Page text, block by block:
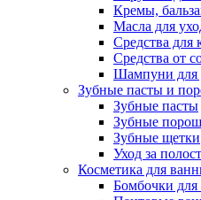
Кремы,
Масла для
Средства для
Средства от
Шампуни для
Зубные пасты и
Зубные пасты
Зубные
Зубные щетки
Уход за
Косметика для
Бомбочки